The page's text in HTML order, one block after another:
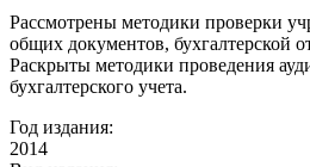
Рассмотрены методики проверки
общих документов, бухгалтерской
Раскрыты методики проведения
бухгалтерского учета.
Год издания:
2014